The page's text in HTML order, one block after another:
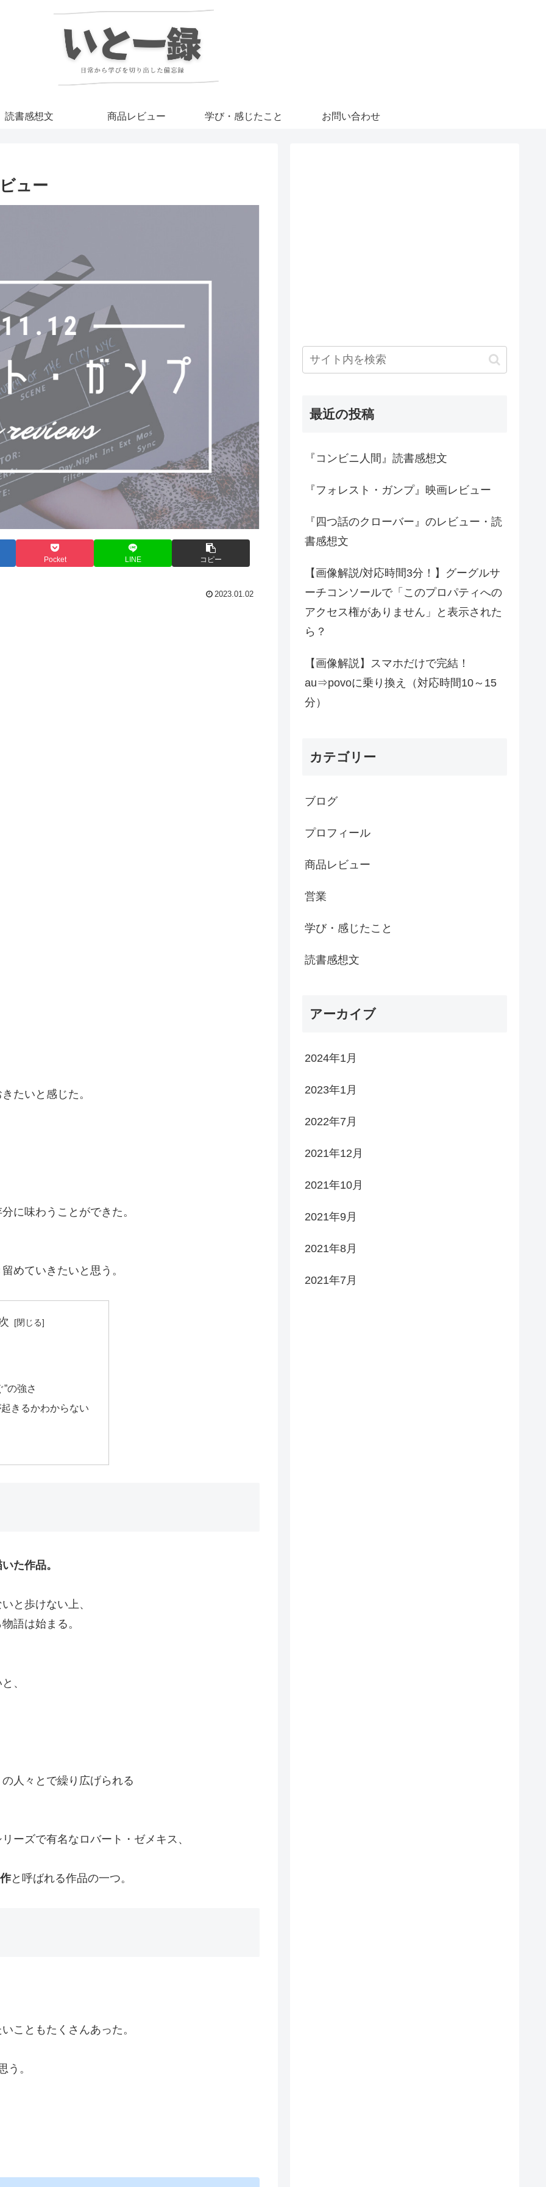
読書感想文 商品レビュー 学び・感じたこと お問い合わせ
ュー
Pocket LINE コピー
2023.01.02
たいと感じた。
に味わうことができた。
めていきたいと思う。
”の強さ
起きるかわからない
た作品。
と歩けない上、
語は始まる。
、
人々とで繰り広げられる
ーズで有名なロバート・ゼメキス、
と呼ばれる作品の一つ。
こともたくさんあった。
う。
最近の投稿
『コンビニ人間』読書感想文
『フォレスト・ガンプ』映画レビュー
『四つ話のクローバー』のレビュー・読
書感想文
【画像解説/対応時間3分！】グーグルサ
ーチコンソールで「このプロパティへの
アクセス権がありません」と表示された
ら？
【画像解説】スマホだけで完結！
au⇒povoに乗り換え（対応時間10～15
分）
カテゴリー
ブログ
プロフィール
商品レビュー
営業
学び・感じたこと
読書感想文
アーカイブ
2024年1月
2023年1月
2022年7月
2021年12月
2021年10月
2021年9月
2021年8月
2021年7月